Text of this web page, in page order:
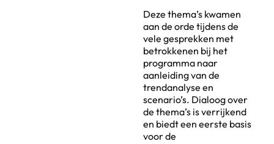
Deze thema’s kwamen
aan de orde tijdens de
vele gesprekken met
betrokkenen bij het
programma naar
aanleiding van de
trendanalyse en
scenario’s. Dialoog over
de thema’s is verrijkend
en biedt een eerste basis
voor de